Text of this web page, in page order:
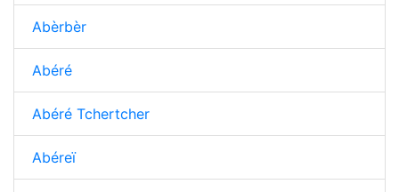
Abèrbèr
Abéré
Abéré Tchertcher
Abéreï